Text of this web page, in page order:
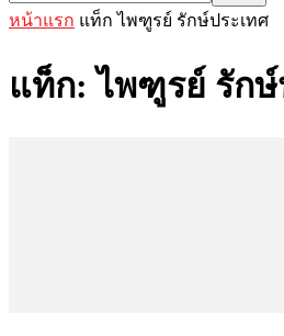
หน้าแรก แท็ก ไพฑูรย์ รักษ์ประเทศ
แท็ก: ไพฑูรย์ รักษ์